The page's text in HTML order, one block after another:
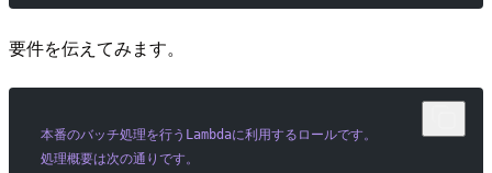
要件を伝えてみます。
本番のバッチ処理を行うLambdaに利用するロールです。
処理概要は次の通りです。